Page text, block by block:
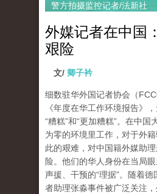
警方拍摄监控记者/法新社
外媒记者在中国
艰险
文/ 卿子衿
细数驻华外国记者协会（
《年度在华工作环境报告》，
“糟糕”和“更加糟糕”。在中国
为零的环境里工作，对于外
此的艰难，对中国籍外媒助
险。他们的华人身份在当局
声援、干预的“理据”。随着
者助理张淼事件被广泛关注